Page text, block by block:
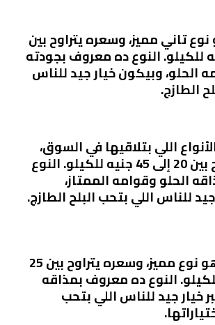
تاني مميز، وسعره يتراوح بين
45 جنيه للكيلو. النوع ده معروف بجودته
الحلو، وبيكون خيار جيد للناس
الطازج.
اللي بتلاقيها في السوق،
وسعره يتراوح بين 20 إلى 45 جنيه للكيلو. النوع
الحلو وقوامه الممتاز،
للناس اللي بتحب البلح الطازج.
بلح برتموته هو نوع مميز، وسعره يتراوح بين 25
للكيلو. النوع ده معروف بمذاقه
خيار جيد للناس اللي بتحب